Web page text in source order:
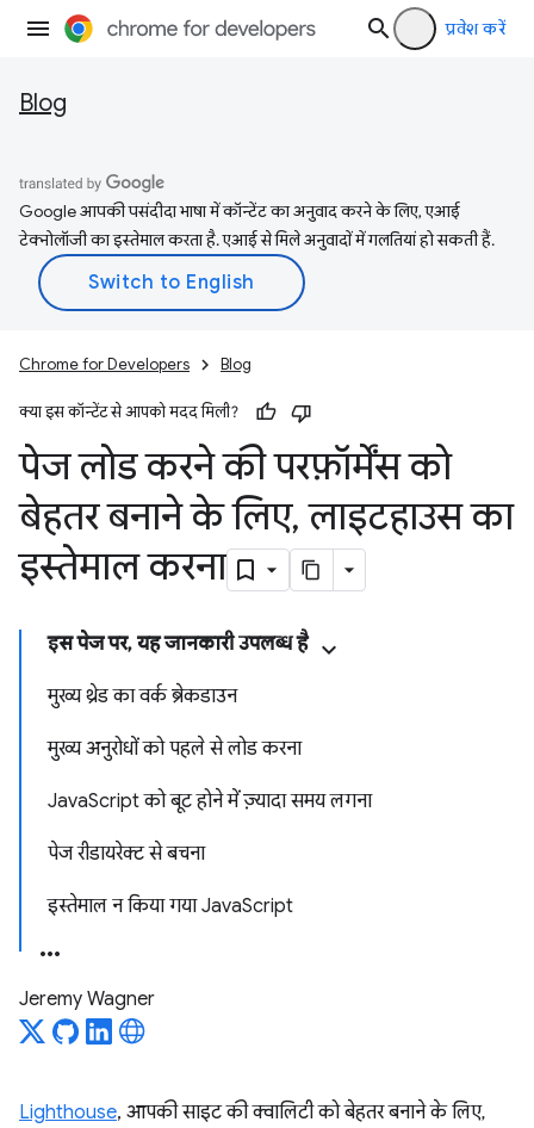
प्रवेश करें
Blog
Google आपकी पसंदीदा भाषा में कॉन्टेंट का अनुवाद करने के लिए, एआई
टेक्नोलॉजी का इस्तेमाल करता है. एआई से मिले अनुवादों में गलतियां हो सकती हैं.
Chrome for Developers Blog
क्या इस कॉन्टेंट से आपको मदद मिली?
पेज लोड करने की परफ़ॉर्मेंस को
बेहतर बनाने के लिए, लाइटहाउस का
इस्तेमाल करना
इस पेज पर, यह जानकारी उपलब्ध है
मुख्य थ्रेड का वर्क ब्रेकडाउन
मुख्य अनुरोधों को पहले से लोड करना
JavaScript को बूट होने में ज़्यादा समय लगना
पेज रीडायरेक्ट से बचना
इस्तेमाल न किया गया JavaScript
Jeremy Wagner
Lighthouse, आपकी साइट की क्वालिटी को बेहतर बनाने के लिए,